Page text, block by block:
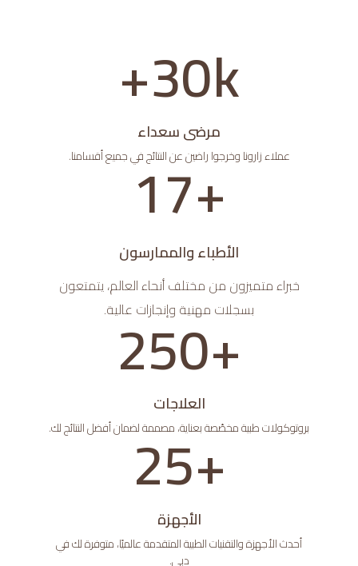
k
30
+
مرضى سعداء
عملاء زارونا وخرجوا راضين عن النتائج في جميع أقسامنا.
+
17
الأطباء والممارسون
خبراء متميزون من مختلف أنحاء العالم، يتمتعون
بسجلات مهنية وإنجازات عالية.
+
250
العلاجات
بروتوكولات طبية مخصّصة بعناية، مصممة لضمان أفضل النتائج لك.
+
25
الأجهزة
أحدث الأجهزة والتقنيات الطبية المتقدمة عالميًا، متوفرة لك في
دبي.